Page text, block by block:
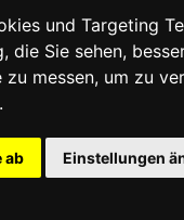
und Targeting
die Sie sehen,
messen, um zu
ab Einstellungen